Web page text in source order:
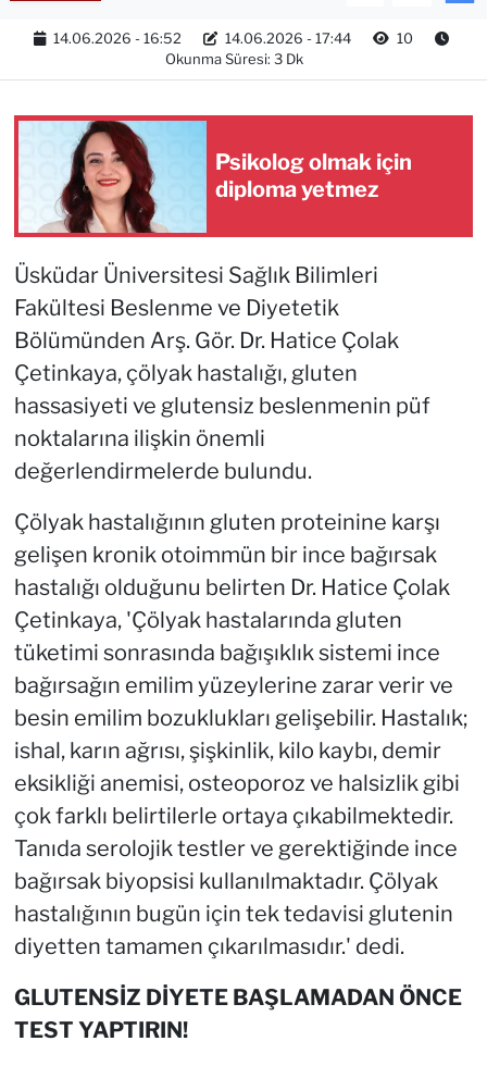
14.06.2026 - 16:52 14.06.2026 - 17:44
10
Okunma Süresi: 3 Dk
Psikolog olmak için
diploma yetmez
Üsküdar Üniversitesi Sağlık Bilimleri
Fakültesi Beslenme ve Diyetetik
Bölümünden Arş. Gör. Dr. Hatice Çolak
Çetinkaya, çölyak hastalığı, gluten
hassasiyeti ve glutensiz beslenmenin püf
noktalarına ilişkin önemli
değerlendirmelerde bulundu.
Çölyak hastalığının gluten proteinine karşı
gelişen kronik otoimmün bir ince bağırsak
hastalığı olduğunu belirten Dr. Hatice Çolak
Çetinkaya, 'Çölyak hastalarında gluten
tüketimi sonrasında bağışıklık sistemi ince
bağırsağın emilim yüzeylerine zarar verir ve
besin emilim bozuklukları gelişebilir. Hastalık;
ishal, karın ağrısı, şişkinlik, kilo kaybı, demir
eksikliği anemisi, osteoporoz ve halsizlik gibi
çok farklı belirtilerle ortaya çıkabilmektedir.
Tanıda serolojik testler ve gerektiğinde ince
bağırsak biyopsisi kullanılmaktadır. Çölyak
hastalığının bugün için tek tedavisi glutenin
diyetten tamamen çıkarılmasıdır.' dedi.
GLUTENSİZ DİYETE BAŞLAMADAN ÖNCE
TEST YAPTIRIN!